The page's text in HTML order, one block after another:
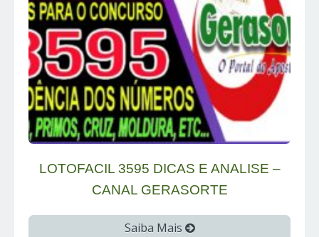
LOTOFACIL 3595 DICAS E ANALISE –
CANAL GERASORTE
Saiba Mais